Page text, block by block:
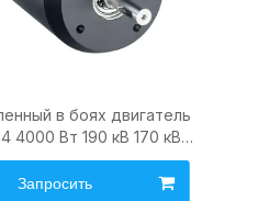
в боях двигатель
4000 Вт 190 кВ 170 кВ
для скейтборда
Запросить